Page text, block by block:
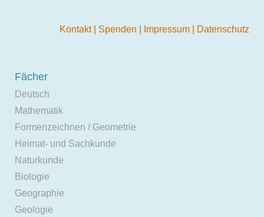
Kontakt Spenden Impressum Datenschutz
Fächer
Deutsch
Mathematik
Formenzeichnen / Geometrie
Heimat- und Sachkunde
Naturkunde
Biologie
Geographie
Geologie